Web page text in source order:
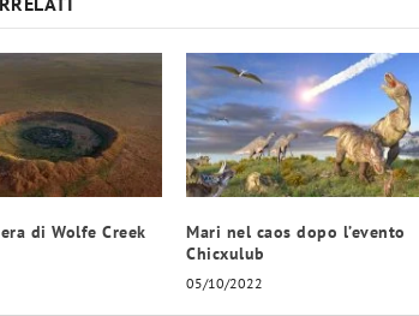
di Wolfe Creek
Mari nel caos dopo l’evento
Chicxulub
05/10/2022